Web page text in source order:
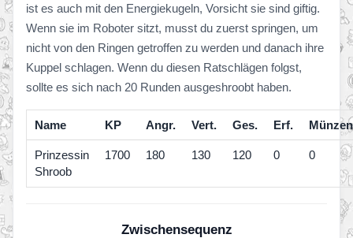
ist es auch mit den Energiekugeln, Vorsicht sie sind giftig.
Wenn sie im Roboter sitzt, musst du zuerst springen, um
nicht von den Ringen getroffen zu werden und danach ihre
Kuppel schlagen. Wenn du diesen Ratschlägen folgst,
sollte es sich nach 20 Runden ausgeshroobt haben.
Name KP Angr. Vert. Ges. Erf. Münzen
Prinzessin
Shroob
1700 180 130 120 0 0
Zwischensequenz